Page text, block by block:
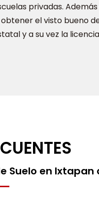
privadas.
el visto bueno
y a su vez la
Suelo en Ixtapan